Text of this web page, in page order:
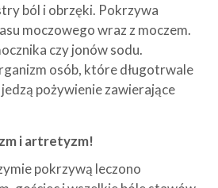
ból i obrzęki. Pokrzywa
moczowego wraz z moczem.
czy jonów sodu.
osób, które długotrwale
pożywienie zawierające
i artretyzm!
pokrzywą leczono